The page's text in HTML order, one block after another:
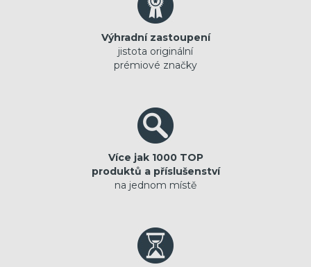
Výhradní zastoupení
jistota originální
prémiové značky
Více jak 1000 TOP
produktů a příslušenství
na jednom místě